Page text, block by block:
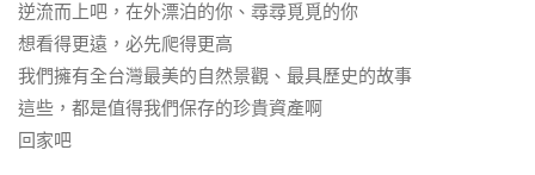
逆流而上吧，在外漂泊的你、尋尋覓覓的你
想看得更遠，必先爬得更高
我們擁有全台灣最美的自然景觀、最具歷史的故事
這些，都是值得我們保存的珍貴資產啊
回家吧